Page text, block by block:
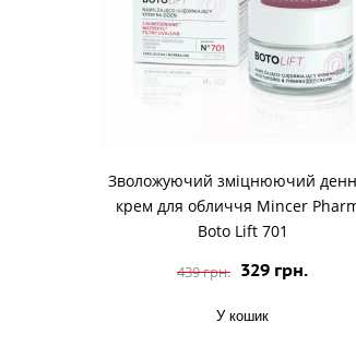
Зволожуючий зміцнюючий
крем для обличчя Mincer
Boto Lift 701
439 грн. 329 грн.
У кошик